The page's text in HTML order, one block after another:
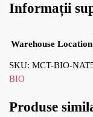
Informații
Warehouse Location
SKU: MCT-BIO-
BIO
Produse